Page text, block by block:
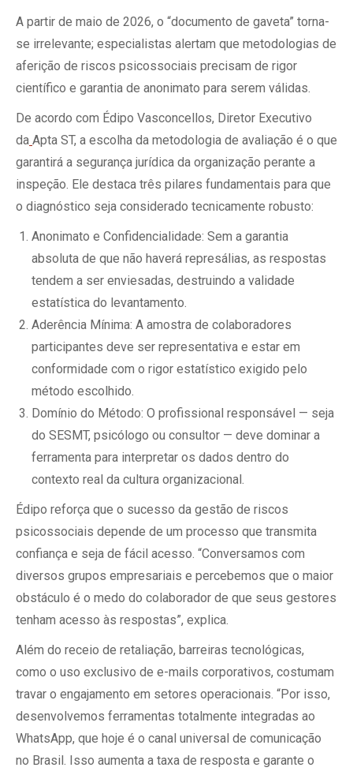
A partir de maio de 2026, o “documento de gaveta” torna-
se irrelevante; especialistas alertam que metodologias de
aferição de riscos psicossociais precisam de rigor
científico e garantia de anonimato para serem válidas.
De acordo com Édipo Vasconcellos, Diretor Executivo
da Apta ST, a escolha da metodologia de avaliação é o que
garantirá a segurança jurídica da organização perante a
inspeção. Ele destaca três pilares fundamentais para que
o diagnóstico seja considerado tecnicamente robusto:
Anonimato e Confidencialidade: Sem a garantia
absoluta de que não haverá represálias, as respostas
tendem a ser enviesadas, destruindo a validade
estatística do levantamento.
Aderência Mínima: A amostra de colaboradores
participantes deve ser representativa e estar em
conformidade com o rigor estatístico exigido pelo
método escolhido.
Domínio do Método: O profissional responsável — seja
do SESMT, psicólogo ou consultor — deve dominar a
ferramenta para interpretar os dados dentro do
contexto real da cultura organizacional.
Édipo reforça que o sucesso da gestão de riscos
psicossociais depende de um processo que transmita
confiança e seja de fácil acesso. “Conversamos com
diversos grupos empresariais e percebemos que o maior
obstáculo é o medo do colaborador de que seus gestores
tenham acesso às respostas”, explica.
Além do receio de retaliação, barreiras tecnológicas,
como o uso exclusivo de e-mails corporativos, costumam
travar o engajamento em setores operacionais. “Por isso,
desenvolvemos ferramentas totalmente integradas ao
WhatsApp, que hoje é o canal universal de comunicação
no Brasil. Isso aumenta a taxa de resposta e garante o